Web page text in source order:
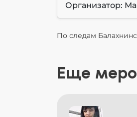
Организатор:
По следам
Еще